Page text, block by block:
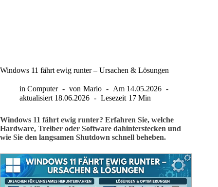
Windows 11 fährt ewig runter – Ursachen & Lösungen
in Computer von Mario Am 14.05.2026
aktualisiert 18.06.2026 Lesezeit 17 Min
Windows 11 fährt ewig runter? Erfahren Sie, welche
Hardware, Treiber oder Software dahinterstecken und
wie Sie den langsamen Shutdown schnell beheben.